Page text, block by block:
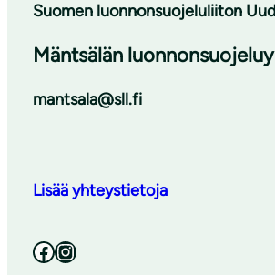
Suomen luonnonsuojeluliiton
Mäntsälän
mantsala@sll.fi
Lisää yhteystietoja
Facebook Instagram